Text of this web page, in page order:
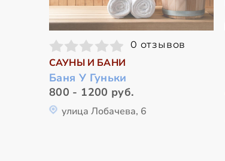
0 отзывов
САУНЫ И БАНИ
Баня У Гуньки
800 - 1200 руб.
улица Лобачева, 6